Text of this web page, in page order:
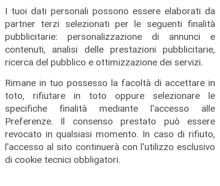
I tuoi dati personali possono essere elaborati da
partner terzi selezionati per le seguenti finalità
pubblicitarie: personalizzazione di annunci e
contenuti, analisi delle prestazioni pubblicitarie,
ricerca del pubblico e ottimizzazione dei servizi.
Rimane in tuo possesso la facoltà di accettare in
toto, rifiutare in toto oppure selezionare le
specifiche finalità mediante l'accesso alle
Preferenze. Il consenso prestato può essere
revocato in qualsiasi momento. In caso di rifiuto,
l'accesso al sito continuerà con l'utilizzo esclusivo
di cookie tecnici obbligatori.
RETI: 51' Nkunku (r), 81' Athekhame, 87'
Vasquez
GENOA (4-3-2-1):Bijlow; Ellertsson,
Marcandalli, Otoa, Vasquez; Malinovskyi,
Amorim Frendrup; Baldanzi, Vitinha; Colombo.
All. De Rossi
MILAN (3-5-2):Maignan; Tomori, Gabbia,
Pavlovic; Athekame, Fofana, Jashari, Rabiot,
Bartesaghi; Gimenez, Nkunku. All. Allegri
ARBITRO: Sozza.
Per restare sempre aggiornati
sulle principali
notizie sulla Liguria seguiteci sul canale
Whatsapp,